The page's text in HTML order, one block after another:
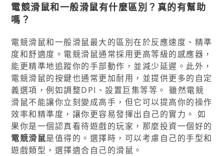
電競滑鼠和一般滑鼠有什麼區別？真的有幫助
嗎？
電競滑鼠和一般滑鼠最大的區別在於反應速度、精準
度和舒適度。電競滑鼠通常採用更高等級的感應器，
能更精準地追蹤你的手部動作，並減少延遲。此外，
電競滑鼠的按鍵也通常更加耐用，並提供更多的自定
義選項，例如調整DPI、設置巨集等等。 雖然電競
滑鼠不能讓你立刻變成高手，但它可以提高你的操作
效率和精準度，讓你更容易發揮出自己的實力。 如
果你是一個認真看待遊戲的玩家，那麼投資一個好的
電競滑鼠是值得的。選擇時，可以考慮自己的手型和
遊戲類型，選擇適合自己的滑鼠。